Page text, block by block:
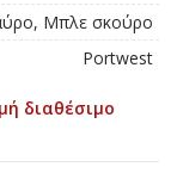
Μπλε σκούρο
Portwest
διαθέσιμο